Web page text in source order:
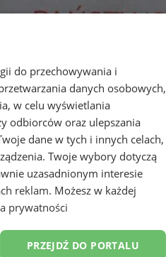
do przechowywania i
danych osobowych,
w celu wyświetlania
odbiorców oraz ulepszania
dane w tych i innych celach,
Twoje wybory dotyczą
uzasadnionym interesie
reklam. Możesz w każdej
prywatności
PRZEJDŹ DO PORTALU